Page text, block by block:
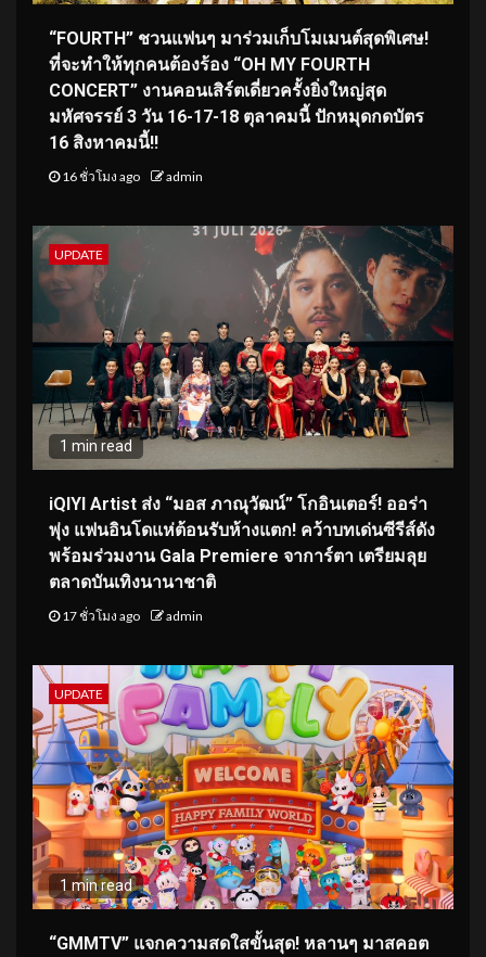
“FOURTH” ชวนแฟนๆ มาร่วมเก็บโมเมนต์สุดพิเศษ!
ที่จะทำให้ทุกคนต้องร้อง “OH MY FOURTH
CONCERT” งานคอนเสิร์ตเดี่ยวครั้งยิ่งใหญ่สุด
มหัศจรรย์ 3 วัน 16-17-18 ตุลาคมนี้ ปักหมุดกดบัตร
16 สิงหาคมนี้!!
16 ชั่วโมง ago admin
UPDATE
1 min read
iQIYI Artist ส่ง “มอส ภาณุวัฒน์” โกอินเตอร์! ออร่า
พุ่ง แฟนอินโดแห่ต้อนรับห้างแตก! คว้าบทเด่นซีรีส์ดัง
พร้อมร่วมงาน Gala Premiere จาการ์ตา เตรียมลุย
ตลาดบันเทิงนานาชาติ
17 ชั่วโมง ago admin
UPDATE
1 min read
“GMMTV” แจกความสดใสขั้นสุด! หลานๆ มาสคอต